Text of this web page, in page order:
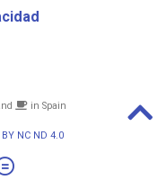
in Spain
BY NC ND 4.0